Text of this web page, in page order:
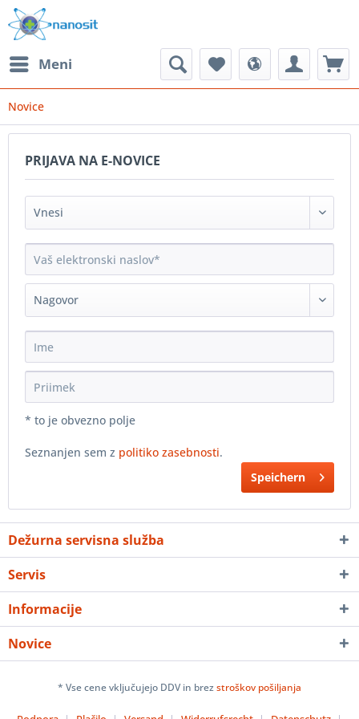
Meni
Novice
PRIJAVA NA E-NOVICE
* to je obvezno polje
Seznanjen sem z politiko zasebnosti.
Speichern
Dežurna servisna služba
Servis
Informacije
Novice
* Vse cene vključujejo DDV in brezstroškov pošiljanja